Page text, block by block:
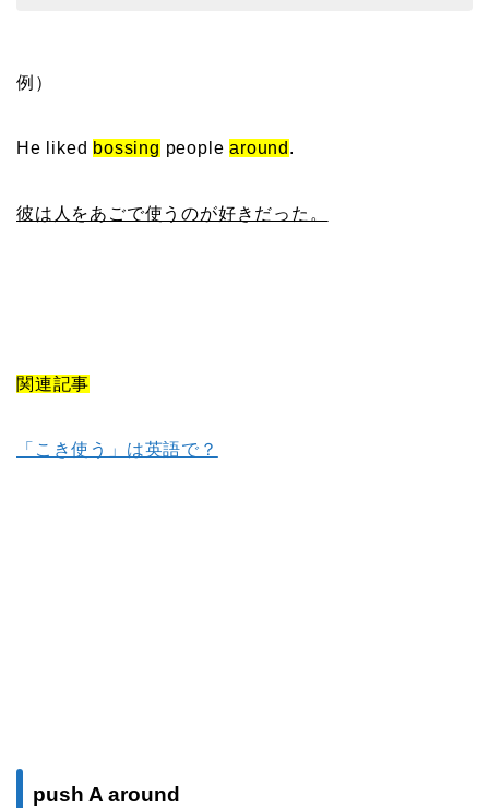
例）
He liked bossing peoplearound .
彼は人をあごで使うのが好きだった。
関連記事
「こき使う」は英語で？
push A around